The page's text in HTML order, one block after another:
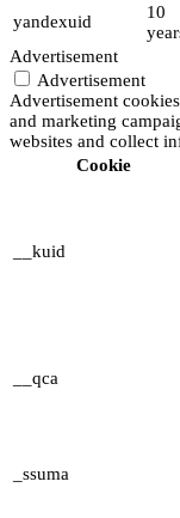
yandexuid
10
Advertisement
Advertisement
Advertisement
and marketing
websites and collect
Cookie
__kuid
__qca
_ssuma